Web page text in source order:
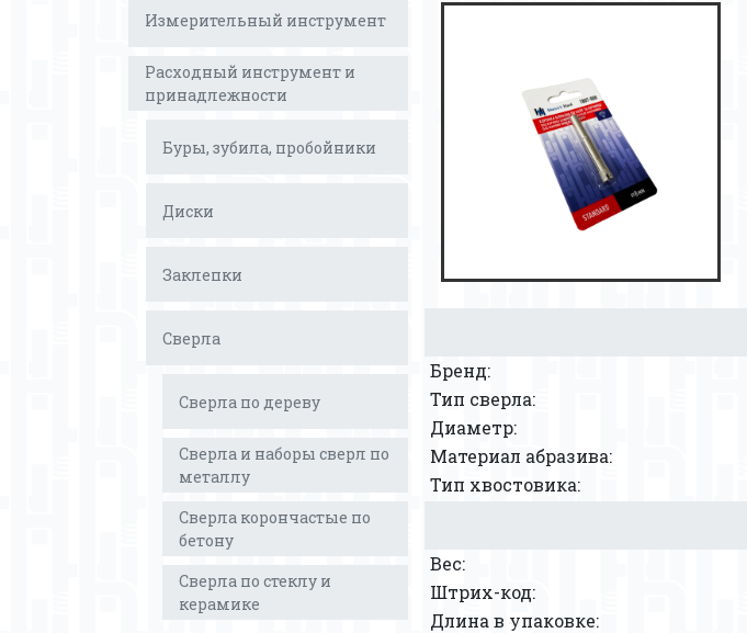
Измерительный инструмент
Расходный инструмент и
принадлежности
Буры, зубила, пробойники
Диски
Заклепки
Сверла
Сверла по дереву
Сверла и наборы сверл по
металлу
Сверла корончастые по
бетону
Сверла по стеклу и
керамике
Бренд:
Тип сверла:
Диаметр:
Материал абразива:
Тип хвостовика:
Вес:
Штрих-код:
Длина в упаковке: